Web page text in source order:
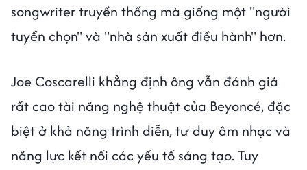
songwriter truyền thống mà giống một "người
tuyển chọn" và "nhà sản xuất điều hành" hơn.
Joe Coscarelli khẳng định ông vẫn đánh giá
rất cao tài năng nghệ thuật của Beyoncé, đặc
biệt ở khả năng trình diễn, tư duy âm nhạc và
năng lực kết nối các yếu tố sáng tạo. Tuy